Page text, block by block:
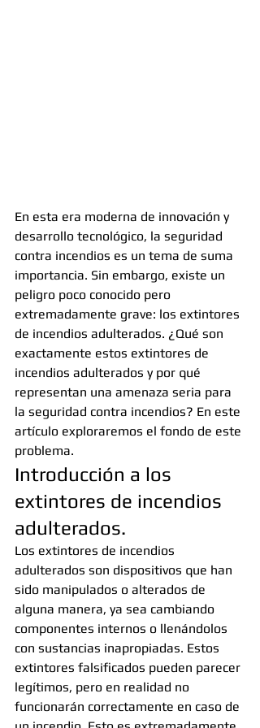
En esta era moderna de innovación y
desarrollo tecnológico, la seguridad
contra incendios es un tema de suma
importancia. Sin embargo, existe un
peligro poco conocido pero
extremadamente grave: los extintores
de incendios adulterados. ¿Qué son
exactamente estos extintores de
incendios adulterados y por qué
representan una amenaza seria para
la seguridad contra incendios? En este
artículo exploraremos el fondo de este
problema.
Introducción a los
extintores de incendios
adulterados.
Los extintores de incendios
adulterados son dispositivos que han
sido manipulados o alterados de
alguna manera, ya sea cambiando
componentes internos o llenándolos
con sustancias inapropiadas. Estos
extintores falsificados pueden parecer
legítimos, pero en realidad no
funcionarán correctamente en caso de